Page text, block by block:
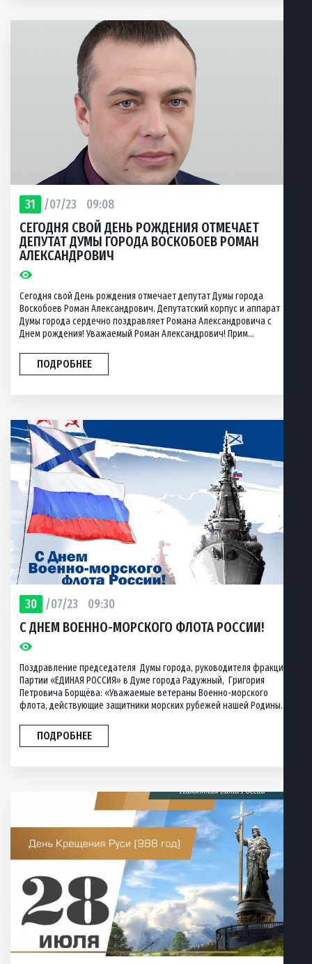
31 /07/23 09:08
СЕГОДНЯ СВОЙ ДЕНЬ РОЖДЕНИЯ ОТМЕЧАЕТ
ДЕПУТАТ ДУМЫ ГОРОДА ВОСКОБОЕВ РОМАН
АЛЕКСАНДРОВИЧ
Сегодня свой День рождения отмечает депутат Думы города
Воскобоев Роман Александрович. Депутатский корпус и аппарат
Думы города сердечно поздравляет Романа Александровича с
Днем рождения! Уважаемый Роман Александрович! Прим...
ПОДРОБНЕЕ
30 /07/23 09:30
С ДНЕМ ВОЕННО-МОРСКОГО ФЛОТА РОССИИ!
Поздравление председателя Думы города, руководителя фракции
Партии «ЕДИНАЯ РОССИЯ» в Думе города Радужный, Григория
Петровича Борщёва: «Уважаемые ветераны Военно-морского
флота, действующие защитники морских рубежей нашей Родины...
ПОДРОБНЕЕ